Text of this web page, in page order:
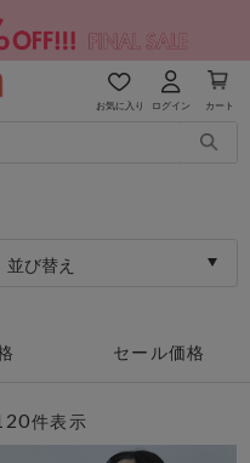
お気に入り ログイン カート
並び替え
セール価格
件表示